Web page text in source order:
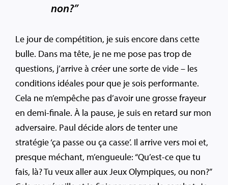
non?”
Le jour de compétition, je suis encore dans cette
bulle. Dans ma tête, je ne me pose pas trop de
questions, j’arrive à créer une sorte de vide – les
conditions idéales pour que je sois performante.
Cela ne m’empêche pas d’avoir une grosse frayeur
en demi-finale. À la pause, je suis en retard sur mon
adversaire. Paul décide alors de tenter une
stratégie ‘ça passe ou ça casse’. Il arrive vers moi et,
presque méchant, m’engueule: “Qu’est-ce que tu
fais, là? Tu veux aller aux Jeux Olympiques, ou non?”